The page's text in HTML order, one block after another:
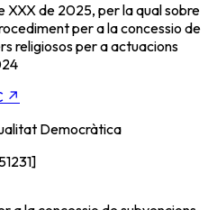
XXX de 2025, per la qual sobre
per a la concessio de
religiosos per a actuacions
↗
Democràtica